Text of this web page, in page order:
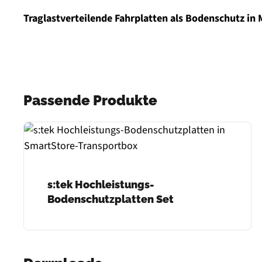
Traglastverteilende Fahrplatten als Bodenschutz in
Passende Produkte
s:tek Hochleistungs-
Bodenschutzplatten Set